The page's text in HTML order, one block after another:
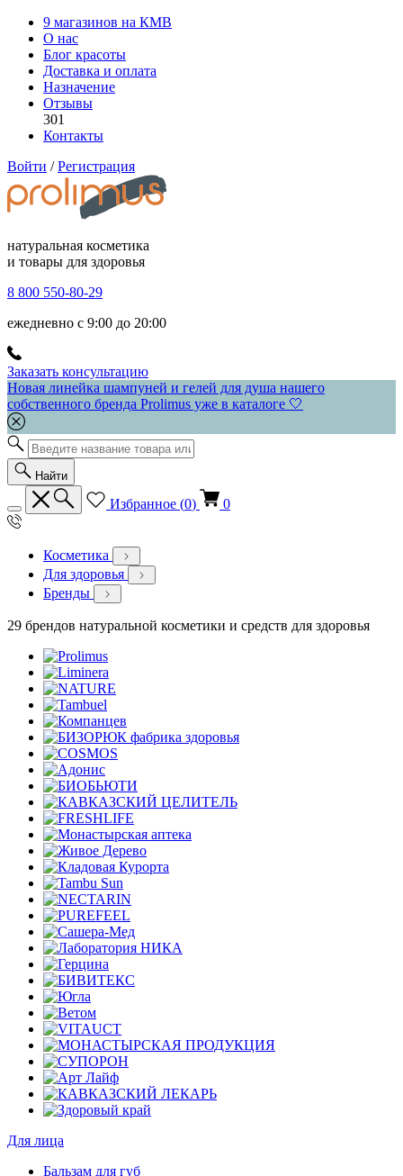
9 магазинов на КМВ
О нас
Блог красоты
Доставка и оплата
Назначение
Отзывы
301
Контакты
Войти / Регистрация
натуральная косметика
и товары для здоровья
8 800 550-80-29
ежедневно с 9:00 до 20:00
Заказать консультацию
Новая линейка шампуней и гелей для душа нашего
собственного бренда Prolimus уже в каталоге 🤍
Найти
Избранное (0) 0
Косметика
Для здоровья
Бренды
29 брендов натуральной косметики и средств для здоровья
Для лица
Бальзам для губ